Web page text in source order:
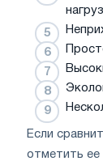
Если
отметить ее